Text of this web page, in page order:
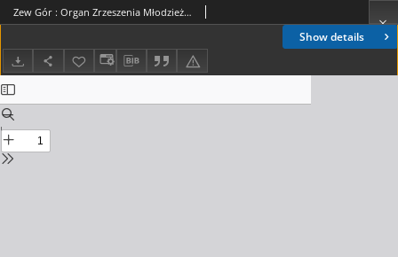
Show details
Zew Gór : Organ Zrzeszenia Młodzieży Szkół Średnich w Nowym Sączu. 1934, R. 3, nr 07